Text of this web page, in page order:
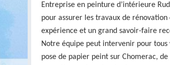
Entreprise en peinture d’intérieure
pour assurer les travaux de
expérience et un grand savoir-faire
Notre équipe peut intervenir pour
pose de papier peint sur Chomerac,